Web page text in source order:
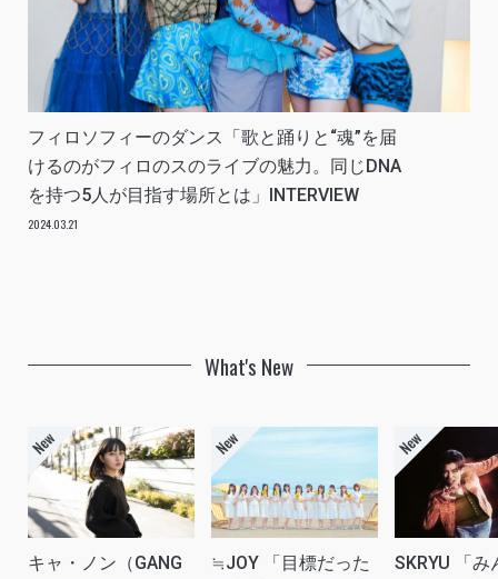
フィロソフィーのダンス「歌と踊りと“魂”を届
けるのがフィロのスのライブの魅力。同じDNA
を持つ5人が目指す場所とは」INTERVIEW
2024.03.21
What's New
キャ・ノン（GANG
≒JOY 「目標だった
SKRYU 「み